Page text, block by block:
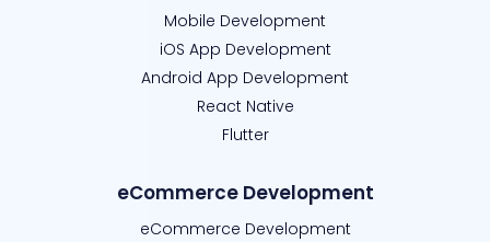
Mobile Development
iOS App Development
Android App Development
React Native
Flutter
eCommerce Development
eCommerce Development